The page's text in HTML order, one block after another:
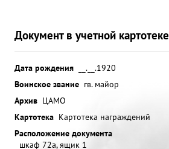
Документ в учетной картотеке
Дата рождения
__.__.1920
Воинское звание гв. майор
Архив ЦАМО
Картотека Картотека награждений
Расположение документа
шкаф 72а, ящик 1